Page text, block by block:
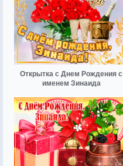
Открытка с Днем Рождения с
именем Зинаида